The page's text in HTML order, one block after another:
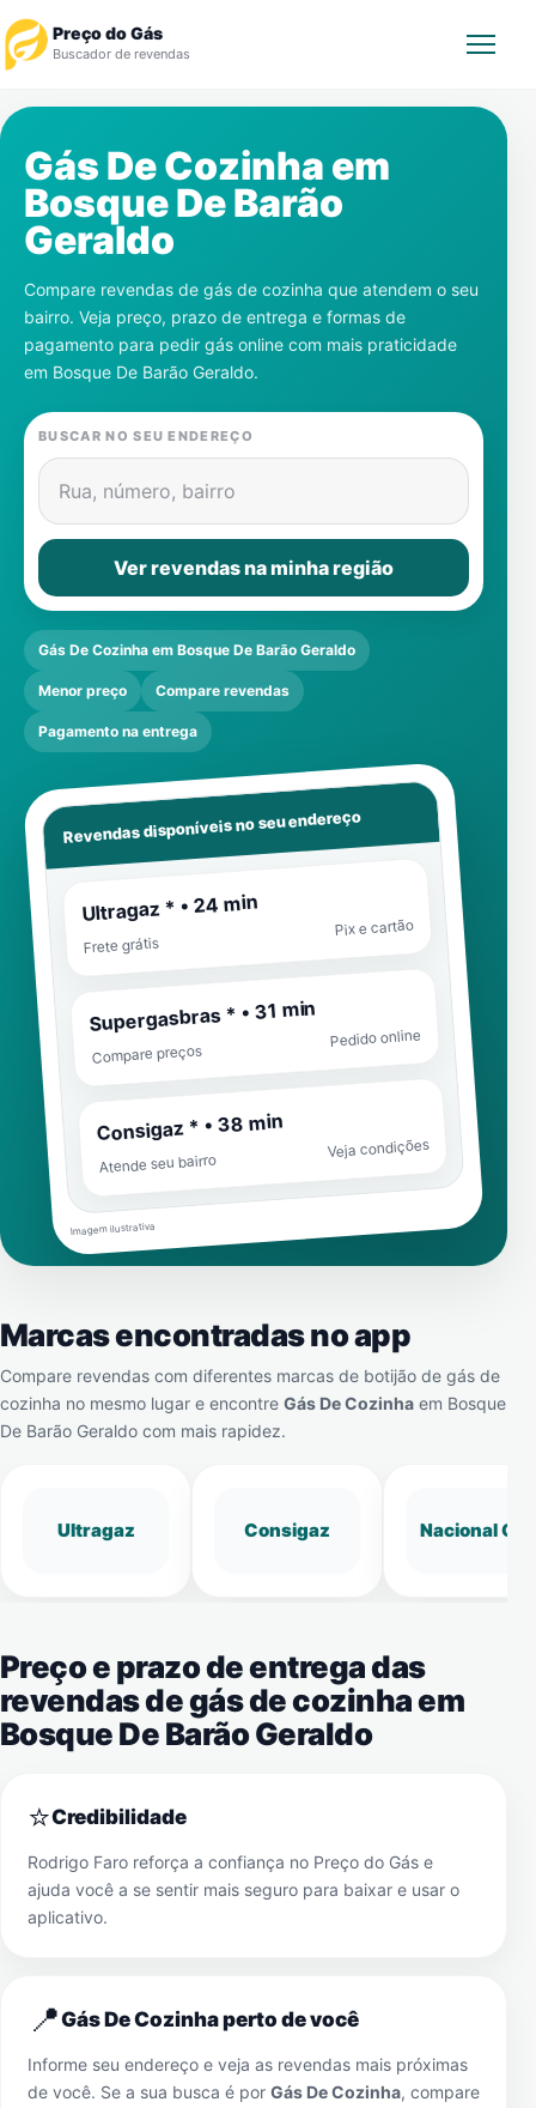
Preço do Gás
Buscador de revendas
Revendedor
Notícias
Cadastre-se
Gás
Contatos
Gás De Cozinha em
Bosque De Barão
Geraldo
Compare revendas de gás de cozinha que atendem o seu
bairro. Veja preço, prazo de entrega e formas de
pagamento para pedir gás online com mais praticidade
em Bosque De Barão Geraldo.
BUSCAR NO SEU ENDEREÇO
Rua, número, bairro
Ver revendas na minha região
Gás De Cozinha em Bosque De Barão Geraldo
Menor preço Compare revendas
Pagamento na entrega
Revendas disponíveis no seu endereço
Ultragaz * • 24 min
Frete grátis
Pix e cartão
Supergasbras * • 31 min
Compare preços
Pedido online
Consigaz * • 38 min
Atende seu bairro
Veja condições
Imagem ilustrativa
Marcas encontradas no app
Compare revendas com diferentes marcas de botijão de gás de
cozinha no mesmo lugar e encontre Gás De Cozinha em Bosque
De Barão Geraldo com mais rapidez.
Ultragaz Consigaz Nacional Gás
Preço e prazo de entrega das
revendas de gás de cozinha em
Bosque De Barão Geraldo
⭐Credibilidade
Rodrigo Faro reforça a confiança no Preço do Gás e
ajuda você a se sentir mais seguro para baixar e usar o
aplicativo.
📍Gás De Cozinha perto de você
Informe seu endereço e veja as revendas mais próximas
de você. Se a sua busca é por Gás De Cozinha, compare